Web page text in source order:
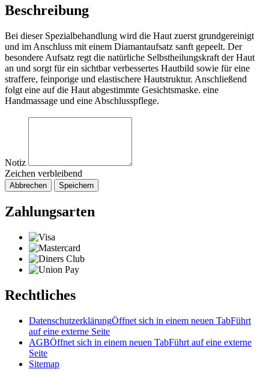
Beschreibung
Bei dieser Spezialbehandlung wird die Haut zuerst grundgereinigt
und im Anschluss mit einem Diamantaufsatz sanft gepeelt. Der
besondere Aufsatz regt die natürliche Selbstheilungskraft der Haut
an und sorgt für ein sichtbar verbessertes Hautbild sowie für eine
straffere, feinporige und elastischere Hautstruktur. Anschließend
folgt eine auf die Haut abgestimmte Gesichtsmaske. eine
Handmassage und eine Abschlusspflege.
Notiz
Zeichen verbleibend
Abbrechen Speichern
Zahlungsarten
Rechtliches
DatenschutzerklärungÖffnet sich in einem neuen TabFührt
auf eine externe Seite
AGBÖffnet sich in einem neuen TabFührt auf eine externe
Seite
Sitemap